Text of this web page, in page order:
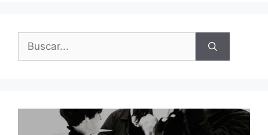
Buscar: